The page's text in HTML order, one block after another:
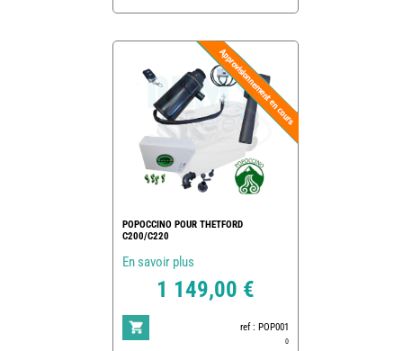
POPOCCINO POUR THETFORD
C200/C220
En savoir plus
1 149,00 €
ref : POP001
0